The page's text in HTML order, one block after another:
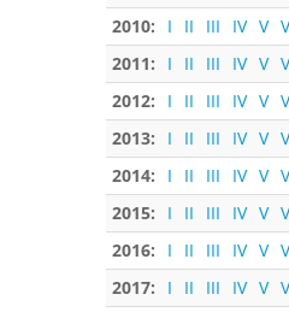
2010:
I II III IV V
2011:
I II III IV V
2012:
I II III IV V
2013:
I II III IV V
2014:
I II III IV V
2015:
I II III IV V
2016:
I II III IV V
2017:
I II III IV V